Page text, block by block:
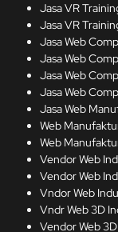
Jasa VR
Jasa VR
Jasa Web
Jasa Web
Jasa Web
Jasa Web
Jasa Web
Web
Web
Vendor Web
Vendor Web
Vndor Web
Vndr Web 3D
Vendor Web